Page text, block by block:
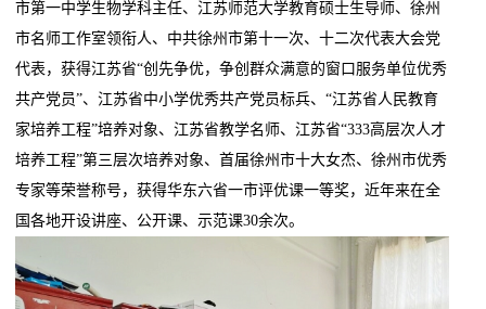
市第一中学生物学科主任、江苏师范大学教育硕士生导师、徐州
市名师工作室领衔人、中共徐州市第十一次、十二次代表大会党
代表，获得江苏省“创先争优，争创群众满意的窗口服务单位优秀
共产党员”、江苏省中小学优秀共产党员标兵、“江苏省人民教育
家培养工程”培养对象、江苏省教学名师、江苏省“333高层次人才
培养工程”第三层次培养对象、首届徐州市十大女杰、徐州市优秀
专家等荣誉称号，获得华东六省一市评优课一等奖，近年来在全
国各地开设讲座、公开课、示范课30余次。